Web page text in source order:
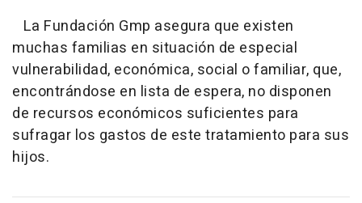
La Fundación Gmp asegura que existen
muchas familias en situación de especial
vulnerabilidad, económica, social o familiar, que,
encontrándose en lista de espera, no disponen
de recursos económicos suficientes para
sufragar los gastos de este tratamiento para sus
hijos.